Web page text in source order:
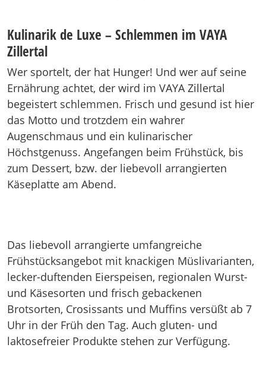
Kulinarik de Luxe – Schlemmen im VAYA
Zillertal
Wer sportelt, der hat Hunger! Und wer auf seine
Ernährung achtet, der wird im VAYA Zillertal
begeistert schlemmen. Frisch und gesund ist hier
das Motto und trotzdem ein wahrer
Augenschmaus und ein kulinarischer
Höchstgenuss. Angefangen beim Frühstück, bis
zum Dessert, bzw. der liebevoll arrangierten
Käseplatte am Abend.
Das liebevoll arrangierte umfangreiche
Frühstücksangebot mit knackigen Müslivarianten,
lecker-duftenden Eierspeisen, regionalen Wurst-
und Käsesorten und frisch gebackenen
Brotsorten, Crosissants und Muffins versüßt ab 7
Uhr in der Früh den Tag. Auch gluten- und
laktosefreier Produkte stehen zur Verfügung.